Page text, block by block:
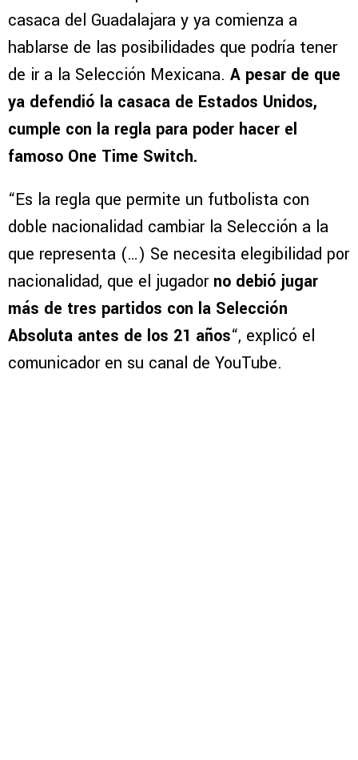
casaca del Guadalajara y ya comienza a
hablarse de las posibilidades que podría tener
de ir a la Selección Mexicana. A pesar de que
ya defendió la casaca de Estados Unidos,
cumple con la regla para poder hacer el
famoso One Time Switch.
“Es la regla que permite un futbolista con
doble nacionalidad cambiar la Selección a la
que representa (…) Se necesita elegibilidad por
nacionalidad, que el jugador no debió jugar
más de tres partidos con la Selección
Absoluta antes de los 21 años“, explicó el
comunicador en su canal de YouTube.